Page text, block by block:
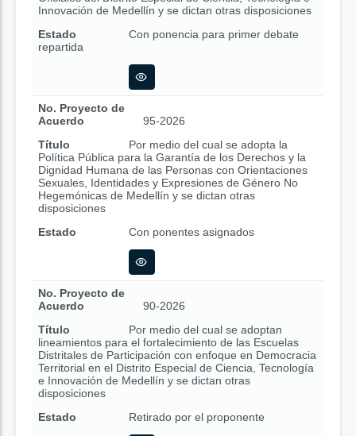
Innovación de Medellín y se dictan otras disposiciones
Estado
Con ponencia para primer debate
repartida
No. Proyecto de
Acuerdo
95-2026
Título
Por medio del cual se adopta la
Política Pública para la Garantía de los Derechos y la
Dignidad Humana de las Personas con Orientaciones
Sexuales, Identidades y Expresiones de Género No
Hegemónicas de Medellín y se dictan otras
disposiciones
Estado
Con ponentes asignados
No. Proyecto de
Acuerdo
90-2026
Título
Por medio del cual se adoptan
lineamientos para el fortalecimiento de las Escuelas
Distritales de Participación con enfoque en Democracia
Territorial en el Distrito Especial de Ciencia, Tecnología
e Innovación de Medellín y se dictan otras
disposiciones
Estado
Retirado por el proponente